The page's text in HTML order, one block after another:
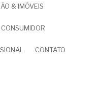
& IMÓVEIS
CONTATO